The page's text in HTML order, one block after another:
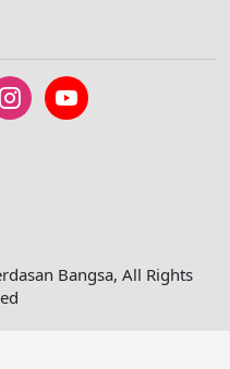
Bangsa, All Rights